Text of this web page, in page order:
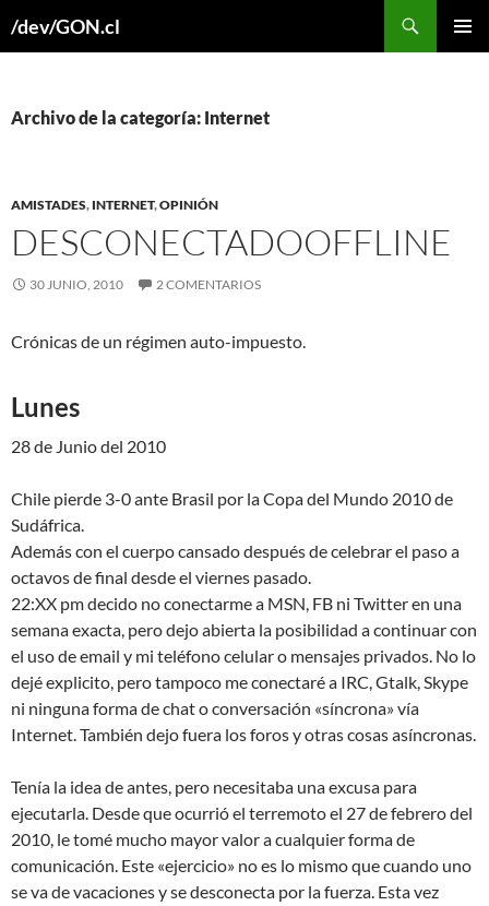
/dev/GON.cl
Archivo de la categoría: Internet
AMISTADES, INTERNET,OPINIÓN
DESCONECTADOOFFLINE
30 JUNIO, 2010 2 COMENTARIOS
Crónicas de un régimen auto-impuesto.
Lunes
28 de Junio del 2010
Chile pierde 3-0 ante Brasil por la Copa del Mundo 2010 de
Sudáfrica.
Además con el cuerpo cansado después de celebrar el paso a
octavos de final desde el viernes pasado.
22:XX pm decido no conectarme a MSN, FB ni Twitter en una
semana exacta, pero dejo abierta la posibilidad a continuar con
el uso de email y mi teléfono celular o mensajes privados. No lo
dejé explicito, pero tampoco me conectaré a IRC, Gtalk, Skype
ni ninguna forma de chat o conversación «síncrona» vía
Internet. También dejo fuera los foros y otras cosas asíncronas.
Tenía la idea de antes, pero necesitaba una excusa para
ejecutarla. Desde que ocurrió el terremoto el 27 de febrero del
2010, le tomé mucho mayor valor a cualquier forma de
comunicación. Este «ejercicio» no es lo mismo que cuando uno
se va de vacaciones y se desconecta por la fuerza. Esta vez